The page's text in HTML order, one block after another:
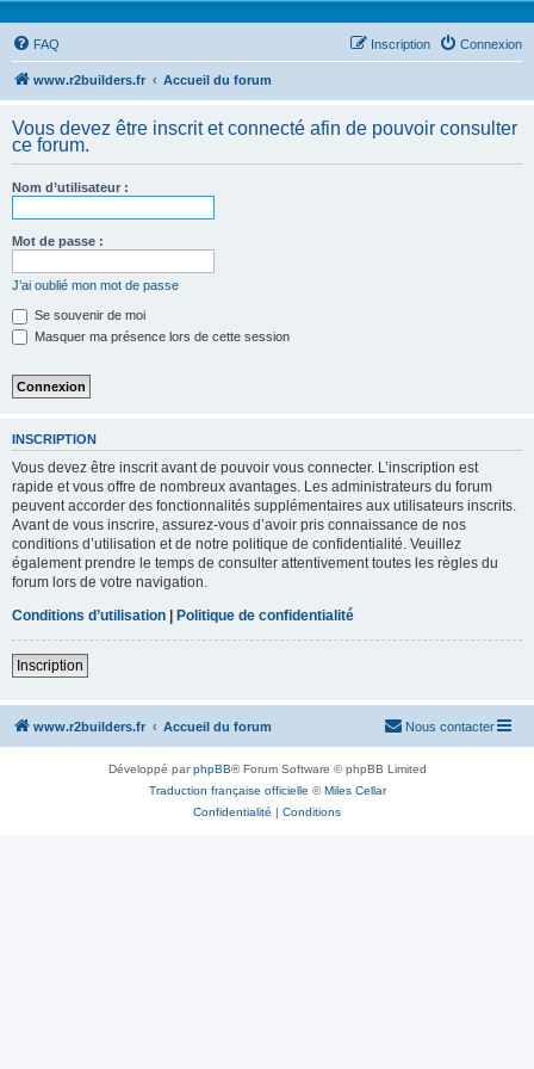
FAQ Connexion
Inscription
www.r2builders.fr Accueil du forum
Vous devez être inscrit et connecté afin de pouvoir consulter
ce forum.
Nom d’utilisateur :
Mot de passe :
J’ai oublié mon mot de passe
Se souvenir de moi
Masquer ma présence lors de cette session
INSCRIPTION
Vous devez être inscrit avant de pouvoir vous connecter. L’inscription est
rapide et vous offre de nombreux avantages. Les administrateurs du forum
peuvent accorder des fonctionnalités supplémentaires aux utilisateurs inscrits.
Avant de vous inscrire, assurez-vous d’avoir pris connaissance de nos
conditions d’utilisation et de notre politique de confidentialité. Veuillez
également prendre le temps de consulter attentivement toutes les règles du
forum lors de votre navigation.
Conditions d’utilisation | Politique de confidentialité
Inscription
www.r2builders.fr Accueil du forum Nous contacter
Développé parphpBB® Forum Software © phpBB Limited
Traduction française officielle ©Miles Cellar
Confidentialité | Conditions